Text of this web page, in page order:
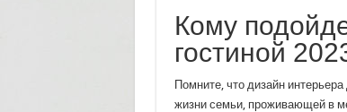
Кому
гостиной
Помните, что дизайн
жизни семьи, проживающей в